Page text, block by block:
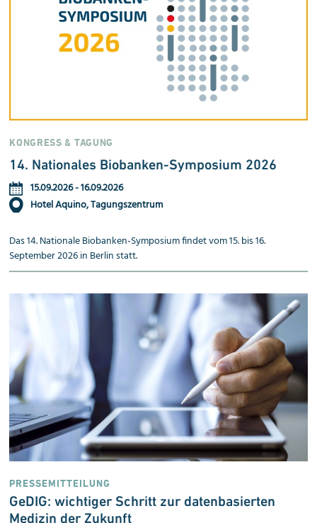
KONGRESS & TAGUNG
14. Nationales Biobanken-Sym­po­sium 2026
15.09.2026-16.09.2026
Hotel Aquino, Tagungszentrum
Das 14. Nationale Biobanken-Symposium findet vom 15. bis 16.
September 2026 in Berlin statt.
PRESSEMITTEILUNG
GeDIG: wichtiger Schritt zur datenbasierten
Medizin der Zukunft